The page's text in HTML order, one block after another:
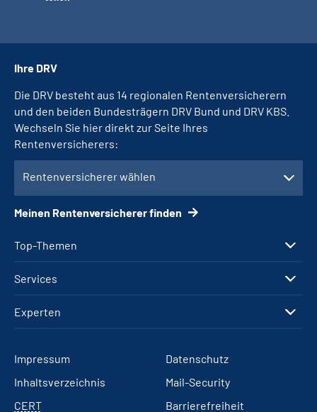
Top-Themen
Services
Experten
Ihre DRV
Die DRV besteht aus 14 regionalen Rentenversicherern
und den beiden Bundesträgern DRV Bund und DRV KBS.
Wechseln Sie hier direkt zur Seite Ihres
Rentenversicherers:
Rentenversicherer wählen
Meinen Rentenversicherer finden
Impressum
Datenschutz
Inhaltsverzeichnis
Mail-Security
CERT
Barrierefreiheit